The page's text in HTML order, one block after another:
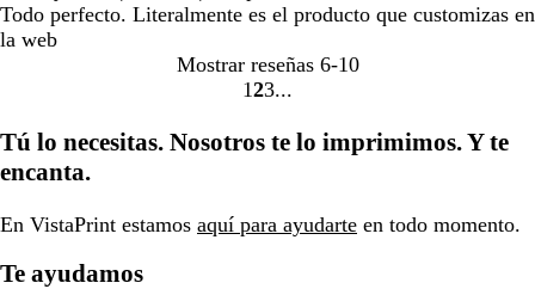
Todo perfecto. Literalmente es el producto que customizas en
la web
Mostrar reseñas 6-10
Ir
la
1 Ir
la
2Ir
la
3
Tú lo necesitas. Nosotros te lo imprimimos. Y te
encanta.
En VistaPrint estamos aquí para ayudarte en todo momento.
Te ayudamos